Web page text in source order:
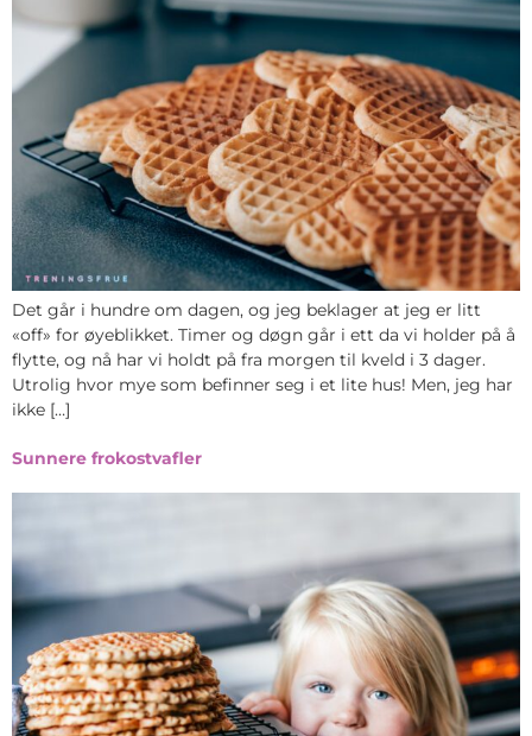
Det går i hundre om dagen, og jeg beklager at jeg er litt
«off» for øyeblikket. Timer og døgn går i ett da vi holder på å
flytte, og nå har vi holdt på fra morgen til kveld i 3 dager.
Utrolig hvor mye som befinner seg i et lite hus! Men, jeg har
ikke […]
Sunnere frokostvafler